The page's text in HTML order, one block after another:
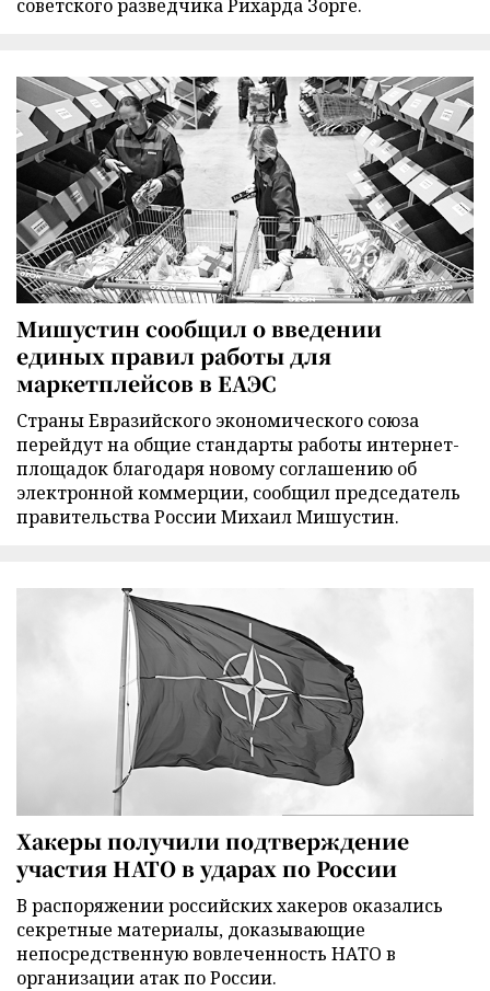
советского разведчика Рихарда Зорге.
Мишустин сообщил о введении
единых правил работы для
маркетплейсов в ЕАЭС
Страны Евразийского экономического союза
перейдут на общие стандарты работы интернет-
площадок благодаря новому соглашению об
электронной коммерции, сообщил председатель
правительства России Михаил Мишустин.
Хакеры получили подтверждение
участия НАТО в ударах по России
В распоряжении российских хакеров оказались
секретные материалы, доказывающие
непосредственную вовлеченность НАТО в
организации атак по России.